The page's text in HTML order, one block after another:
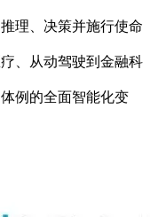
理、决策并施行使命
、从动驾驶到金融科
例的全面智能化变